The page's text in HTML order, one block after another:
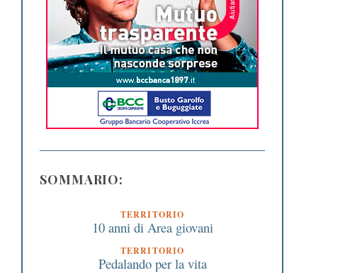
SOMMARIO:
TERRITORIO
10 anni di Area giovani
TERRITORIO
Pedalando per la vita